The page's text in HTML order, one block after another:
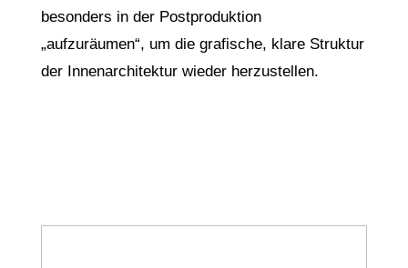
besonders in der Postproduktion
„aufzuräumen“, um die grafische, klare Struktur
der Innenarchitektur wieder herzustellen.